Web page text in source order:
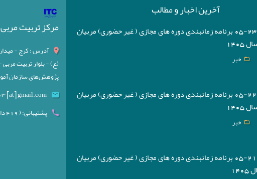
آخرین اخبار و مطالب
اطلاعیه شماره 23-05 برنامه زمانبندی دوره های مجازی ( غیر حضوری) مربیان
خبر
اطلاعیه شماره 22-05 برنامه زمانبندی دوره های مجازی ( غیر حضوری) مربیان
خبر
اطلاعیه شماره 21-05 برنامه زمانبندی دوره های مجازی ( غیر حضوری) مربیان
مرکز تربیت
آدرس : کرج - میدان
(ع) - بلوار تربیت
پژوهش‌های سازمان
[at] gmail.com
پشتیبانی: ( 419 داخلی) 02632511922